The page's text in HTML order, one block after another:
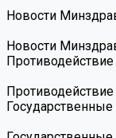
Новости
Новости
Государственные